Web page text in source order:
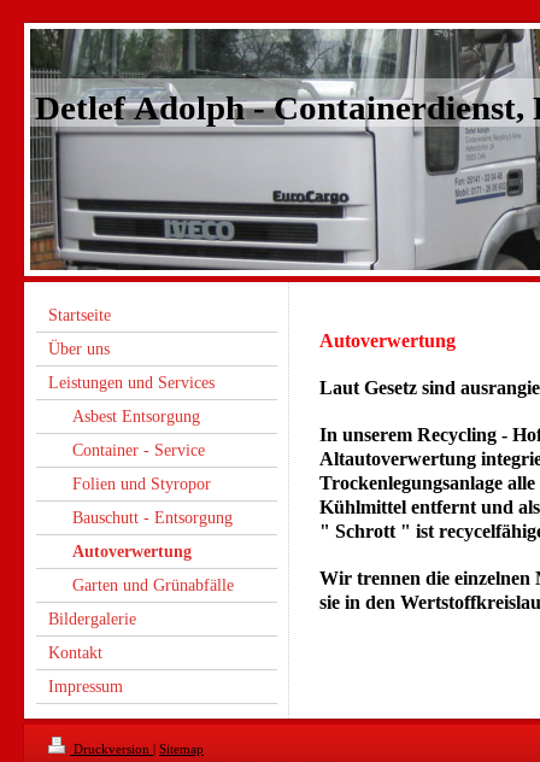
Detlef Adolph - Containerdienst,
Startseite
Über uns
Leistungen und Services
Asbest Entsorgung
Container - Service
Folien und Styropor
Bauschutt - Entsorgung
Autoverwertung
Garten und Grünabfälle
Bildergalerie
Kontakt
Impressum
Autoverwertung
Laut Gesetz sind
In unserem Recycling -
Altautoverwertung
Trockenlegungsanlage
Kühlmittel entfernt und
" Schrott " ist
Wir trennen die einzelnen
sie in den
Druckversion | Sitemap